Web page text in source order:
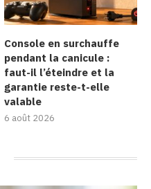
Console en surchauffe
pendant la canicule :
faut-il l’éteindre et la
garantie reste-t-elle
valable
6 août 2026